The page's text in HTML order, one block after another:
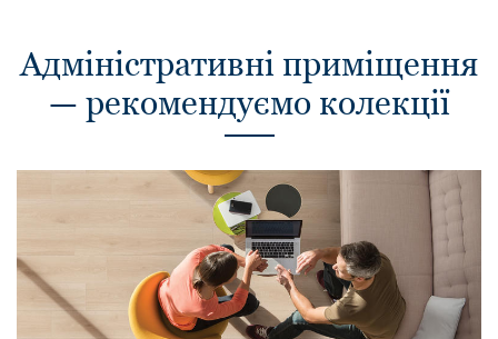
Адміністративні приміщення
— рекомендуємо колекції